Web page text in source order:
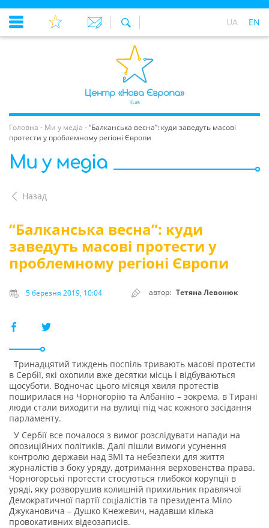
UA EN
Головна - Ми у медіа -“Балканська весна”: куди заведуть масові
протести у проблемному регіоні Європи
Ми у медіа
Назад
“Балканська весна”: куди
заведуть масові протести у
проблемному регіоні Європи
5 березня 2019, 10:04 автор: Тетяна Левонюк
Тринадцятий тиждень поспіль тривають масові протести
в Сербії, які охопили вже десятки місць і відбуваються
щосуботи. Водночас цього місяця хвиля протестів
поширилася на Чорногорію та Албанію – зокрема, в Тирані
люди стали виходити на вулиці під час кожного засідання
парламенту.
У Сербії все почалося з вимог розслідувати напади на
опозиційних політиків. Далі пішли вимоги усунення
контролю держави над ЗМІ та небезпеки для життя
журналістів з боку уряду, дотримання верховенства права.
Чорногорські протести стосуються глибокої корупції в
уряді, яку розворушив колишній прихильник правлячої
Демократичної партії соціалістів та президента Міло
Джукановича – Душко Кнежевич, надавши кілька
провокативних відеозаписів.